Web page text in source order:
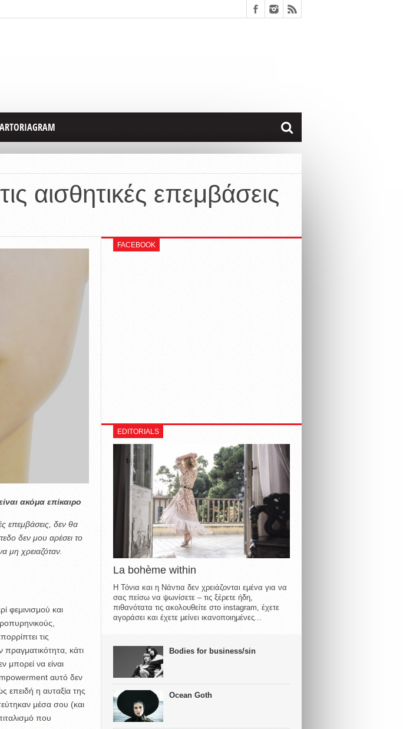
αισθητικές επεμβάσεις
ακόμα επίκαιρο
επεμβάσεις, δεν θα
δεν μου αρέσει το
μη χρειαζόταν.
φεμινισμού και
τις
κάτι
μπορεί να είναι
αυτό δεν
επειδή η αυταξία της
μέσα σου (και
που
FACEBOOK
EDITORIALS
La bohème within
Η Τόνια και η Νάντια δεν χρειάζονται εμένα για να
σας πείσω να ψωνίσετε – τις ξέρετε ήδη,
πιθανότατα τις ακολουθείτε στο instagram, έχετε
αγοράσει και έχετε μείνει ικανοποιημένες...
Bodies for business/sin
Ocean Goth